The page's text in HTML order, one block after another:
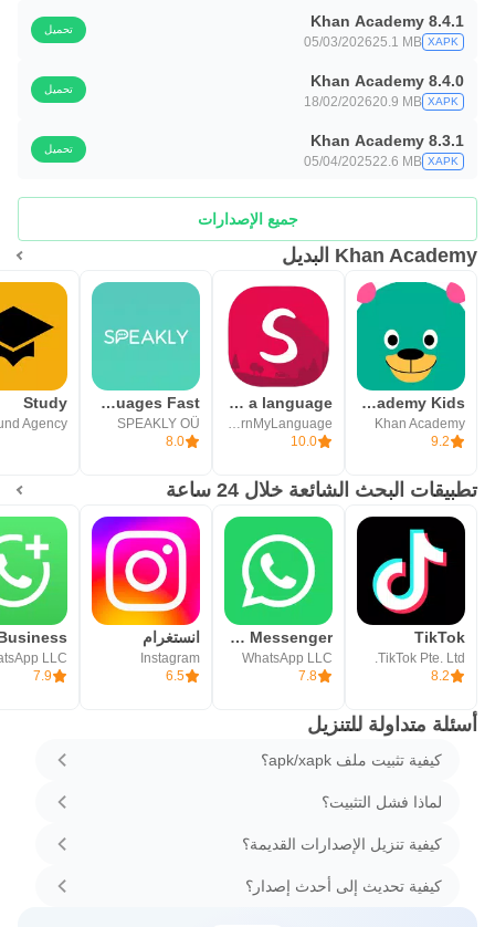
Khan Academy 8.4.1
XAPK
25.1 MB
05/03/2026
تحميل
Khan Academy 8.4.0
XAPK
20.9 MB
18/02/2026
تحميل
Khan Academy 8.3.1
XAPK
22.6 MB
05/04/2025
تحميل
جميع الإصدارات
Khan Academy البديل
Khan Academy Kids
Khan Academy
9.2
Speekoo - Learn a language
10.0
Speakly: Learn Languages Fast
SPEAKLY OÜ
8.0
Study
تطبيقات البحث الشائعة خلال 24 ساعة
TikTok
TikTok Pte. Ltd.
8.2
WhatsApp Messenger - واتساب مسنجر
WhatsApp LLC
7.8
انستغرام
Instagram
6.5
LLC
7.9
أسئلة متداولة للتنزيل
كيفية تثبيت ملف apk/xapk؟
لماذا فشل التثبيت؟
كيفية تنزيل الإصدارات القديمة؟
كيفية تحديث إلى أحدث إصدار؟